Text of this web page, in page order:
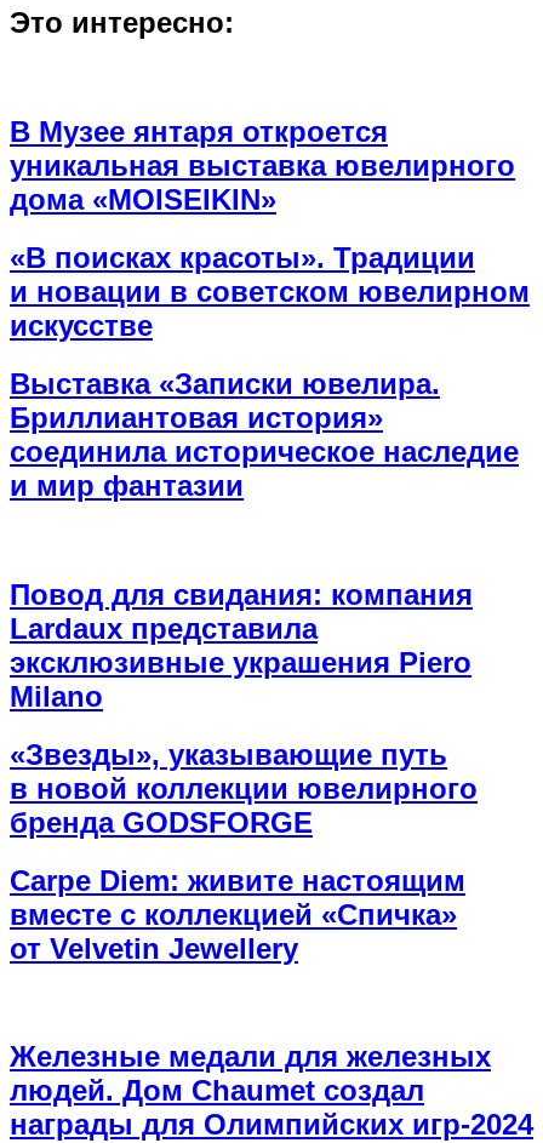
Это интересно:
В Музее янтаря откроется
уникальная выставка ювелирного
дома «MOISEIKIN»
«В поисках красоты». Традиции
и новации в советском ювелирном
искусстве
Выставка «Записки ювелира.
Бриллиантовая история»
соединила историческое наследие
и мир фантазии
Повод для свидания: компания
Lardaux представила
эксклюзивные украшения Piero
Milano
«Звезды», указывающие путь
в новой коллекции ювелирного
бренда GODSFORGE
Carpe Diem: живите настоящим
вместе с коллекцией «Спичка»
от Velvetin Jewellery
Железные медали для железных
людей. Дом Chaumet создал
награды для Олимпийских игр-2024